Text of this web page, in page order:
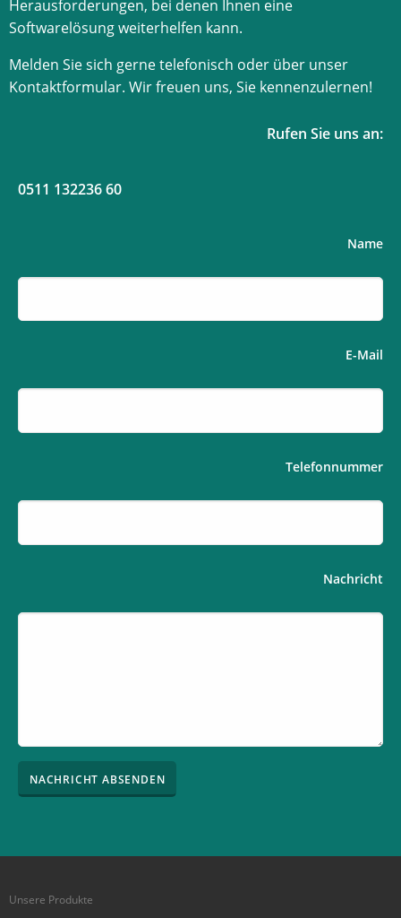
Herausforderungen, bei denen Ihnen eine
Softwarelösung weiterhelfen kann.
Melden Sie sich gerne telefonisch oder über unser
Kontaktformular. Wir freuen uns, Sie kennenzulernen!
Rufen Sie uns an:
0511 132236 60
Name
E-Mail
Telefonnummer
Nachricht
Unsere Produkte